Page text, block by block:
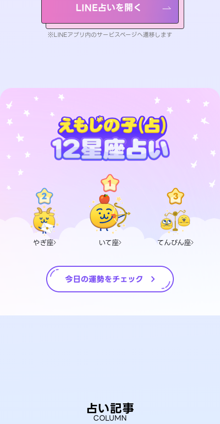
LINE占いを開く
※LINEアプリ内のサービスページへ遷移します
やぎ座 いて座 てんびん座
占い記事
COLUMN